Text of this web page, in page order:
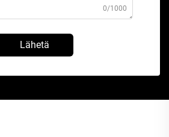
0/1000
Lähetä